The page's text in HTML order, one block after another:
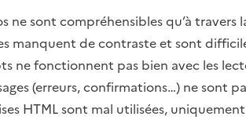
ne sont compréhensibles qu’à travers
manquent de contraste et sont
ne fonctionnent pas bien avec les
(erreurs, confirmations…) ne sont
HTML sont mal utilisées,